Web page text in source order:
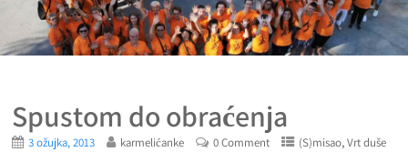
Spustom do obraćenja
3 ožujka, 2013 karmelićanke 0 Comment (S)misao,Vrt duše